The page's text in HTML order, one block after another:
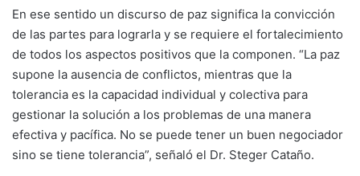
En ese sentido un discurso de paz significa la convicción
de las partes para lograrla y se requiere el fortalecimiento
de todos los aspectos positivos que la componen. “La paz
supone la ausencia de conflictos, mientras que la
tolerancia es la capacidad individual y colectiva para
gestionar la solución a los problemas de una manera
efectiva y pacífica. No se puede tener un buen negociador
sino se tiene tolerancia”, señaló el Dr. Steger Cataño.